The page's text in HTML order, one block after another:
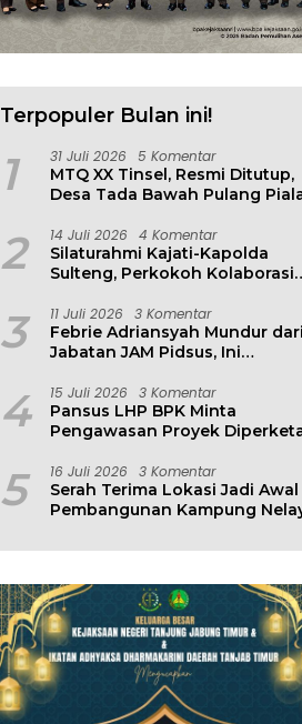
Terpopuler Bulan ini!
1 31 Juli 2026 5 Komentar
MTQ XX Tinsel, Resmi Ditutup,
Desa Tada Bawah Pulang
2 14 Juli 2026 4 Komentar
Silaturahmi Kajati-Kapolda
Sulteng, Perkokoh Kolaborasi
3 11 Juli 2026 3 Komentar
Febrie Adriansyah Mundur dari
Jabatan JAM Pidsus, Ini
4 15 Juli 2026 3 Komentar
Pansus LHP BPK Minta
Pengawasan Proyek
5 16 Juli 2026 3 Komentar
Serah Terima Lokasi Jadi Awal
Pembangunan Kampung